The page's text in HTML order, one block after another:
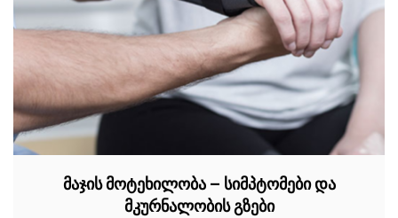
მაჯის მოტეხილობა – სიმპტომები და
მკურნალობის გზები